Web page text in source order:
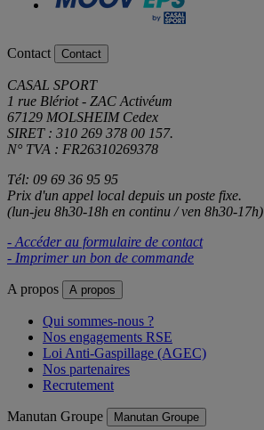
Contact Contact
CASAL SPORT
1 rue Blériot - ZAC Activéum
67129 MOLSHEIM Cedex
SIRET : 310 269 378 00 157.
N° TVA : FR26310269378
Tél: 09 69 36 95 95
Prix d'un appel local depuis un poste fixe.
(lun-jeu 8h30-18h en continu / ven 8h30-17h)
- Accéder au formulaire de contact
- Imprimer un bon de commande
A propos A propos
Qui sommes-nous ?
Nos engagements RSE
Loi Anti-Gaspillage (AGEC)
Nos partenaires
Recrutement
Manutan Groupe Manutan Groupe